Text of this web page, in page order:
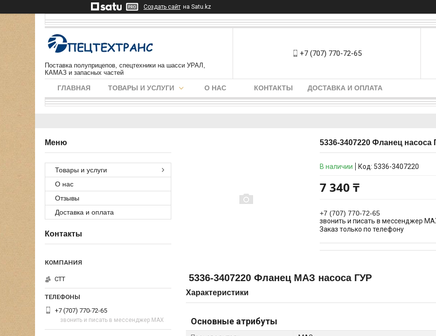
Создать сайт на Satu.kz
Поставка полуприцепов, спецтехники на шасси УРАЛ,
КАМАЗ и запасных частей
+7 (707) 770-72-65
ГЛАВНАЯ ТОВАРЫ И УСЛУГИ О НАС КОНТАКТЫ ДОСТАВКА И ОПЛАТА
5336-3407220 Фланец
В наличии Код: 5336-3407220
7 340 ₸
+7 (707) 770-72-65
звонить и писать в мессенджер
Заказ только по телефону
5336-3407220 Фланец МАЗ насоса ГУР
Характеристики
Основные атрибуты
Товары и услуги
О нас
Отзывы
Доставка и оплата
Контакты
СТТ
+7 (707) 770-72-65
звонить и писать в мессенджер MAX